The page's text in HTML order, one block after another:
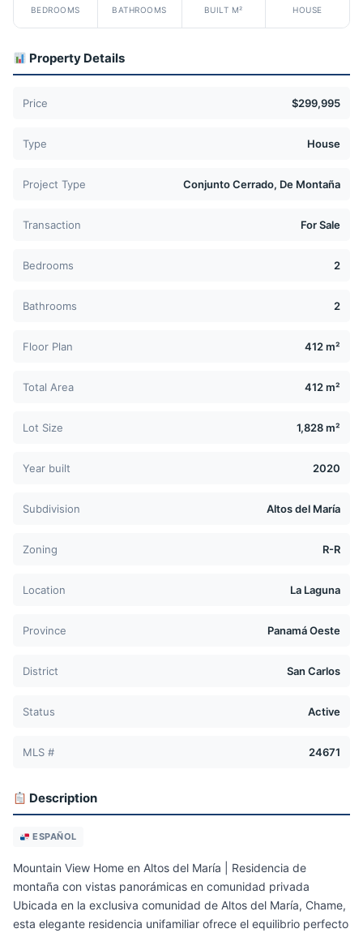
BEDROOMS BATHROOMS BUILT M² HOUSE
Property Details
Price $299,995
Type House
Project Type Conjunto Cerrado, De Montaña
Transaction For Sale
Bedrooms 2
Bathrooms 2
Floor Plan 412 m²
Total Area 412 m²
Lot Size 1,828 m²
Year built 2020
Subdivision Altos del María
Zoning R-R
Location La Laguna
Province Panamá Oeste
District San Carlos
Status Active
MLS # 24671
Description
ESPAÑOL
Mountain View Home en Altos del María | Residencia de
montaña con vistas panorámicas en comunidad privada
Ubicada en la exclusiva comunidad de Altos del María, Chame,
esta elegante residencia unifamiliar ofrece el equilibrio perfecto